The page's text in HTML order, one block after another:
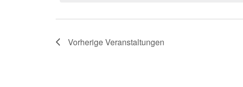
VorherigeVeranstaltungen